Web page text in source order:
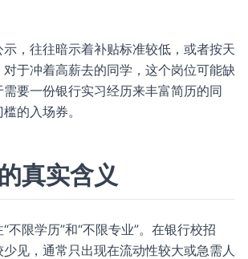
，往往暗示着补贴标准较低，或者按天
于冲着高薪去的同学，这个岗位可能缺
要一份银行实习经历来丰富简历的同
的入场券。
真实含义
不限学历”和“不限专业”。在银行校招
见，通常只出现在流动性较大或急需人